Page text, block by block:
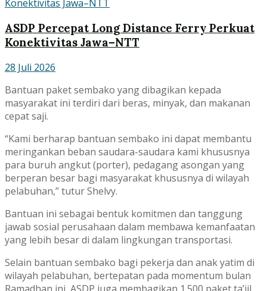
ASDP Percepat Long Distance Ferry Perkuat
Konektivitas Jawa–NTT
28 Juli 2026
Bantuan paket sembako yang dibagikan kepada
masyarakat ini terdiri dari beras, minyak, dan makanan
cepat saji.
“Kami berharap bantuan sembako ini dapat membantu
meringankan beban saudara-saudara kami khususnya
para buruh angkut (porter), pedagang asongan yang
berperan besar bagi masyarakat khususnya di wilayah
pelabuhan,” tutur Shelvy.
Bantuan ini sebagai bentuk komitmen dan tanggung
jawab sosial perusahaan dalam membawa kemanfaatan
yang lebih besar di dalam lingkungan transportasi.
Selain bantuan sembako bagi pekerja dan anak yatim di
wilayah pelabuhan, bertepatan pada momentum bulan